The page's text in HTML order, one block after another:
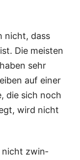
nicht, dass
Die meis­ten
sehr
auf einer
die sich noch
wird nicht
nicht zwin­